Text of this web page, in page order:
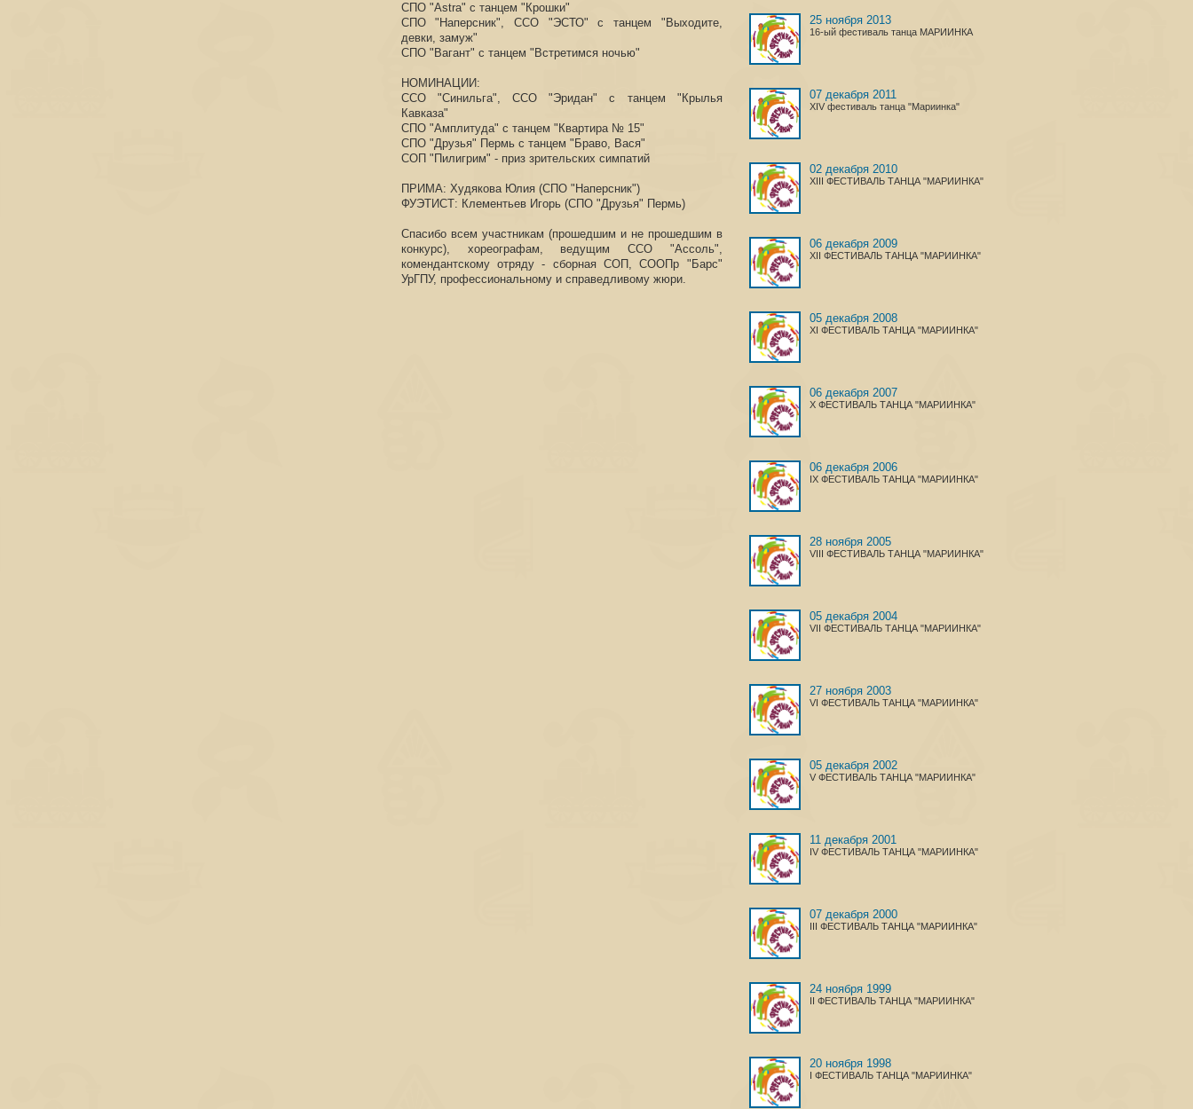
СПО "Astra" с танцем "Крошки"
СПО "Наперсник", ССО "ЭСТО" с танцем "Выходите,
девки, замуж"
СПО "Вагант" с танцем "Встретимся ночью"
НОМИНАЦИИ:
ССО "Синильга", ССО "Эридан" с танцем "Крылья
Кавказа"
СПО "Амплитуда" с танцем "Квартира № 15"
СПО "Друзья" Пермь с танцем "Браво, Вася"
СОП "Пилигрим" - приз зрительских симпатий
ПРИМА: Худякова Юлия (СПО "Наперсник")
ФУЭТИСТ: Клементьев Игорь (СПО "Друзья" Пермь)
Спасибо всем участникам (прошедшим и не прошедшим в
конкурс), хореографам, ведущим ССО "Ассоль",
комендантскому отряду - сборная СОП, СООПр "Барс"
УрГПУ, профессиональному и справедливому жюри.
25 ноября 2013
16-ый фестиваль танца МАРИИНКА
07 декабря 2011
XIV фестиваль танца "Мариинка"
02 декабря 2010
XIII ФЕСТИВАЛЬ ТАНЦА "МАРИИНКА"
06 декабря 2009
XII ФЕСТИВАЛЬ ТАНЦА "МАРИИНКА"
05 декабря 2008
XI ФЕСТИВАЛЬ ТАНЦА "МАРИИНКА"
06 декабря 2007
X ФЕСТИВАЛЬ ТАНЦА "МАРИИНКА"
06 декабря 2006
IX ФЕСТИВАЛЬ ТАНЦА "МАРИИНКА"
28 ноября 2005
VIII ФЕСТИВАЛЬ ТАНЦА "МАРИИНКА"
05 декабря 2004
VII ФЕСТИВАЛЬ ТАНЦА "МАРИИНКА"
27 ноября 2003
VI ФЕСТИВАЛЬ ТАНЦА "МАРИИНКА"
05 декабря 2002
V ФЕСТИВАЛЬ ТАНЦА "МАРИИНКА"
11 декабря 2001
IV ФЕСТИВАЛЬ ТАНЦА "МАРИИНКА"
07 декабря 2000
III ФЕСТИВАЛЬ ТАНЦА "МАРИИНКА"
24 ноября 1999
II ФЕСТИВАЛЬ ТАНЦА "МАРИИНКА"
20 ноября 1998
I ФЕСТИВАЛЬ ТАНЦА "МАРИИНКА"